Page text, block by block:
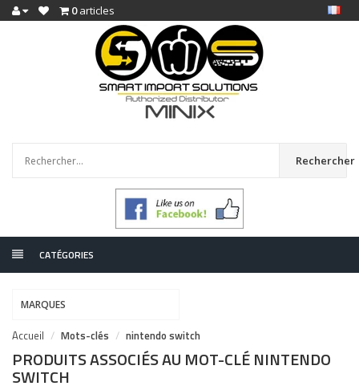
0articles
Rechercher
CATÉGORIES
MARQUES
Accueil Mots-clés nintendo switch
PRODUITS ASSOCIÉS AU MOT-CLÉ NINTENDO
SWITCH